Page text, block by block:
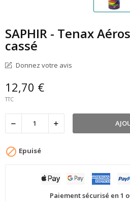
SAPHIR - Tenax
cassé
Donnez votre avis
12,70 €
TTC
 Epuisé
Paiement sécurisé en 1